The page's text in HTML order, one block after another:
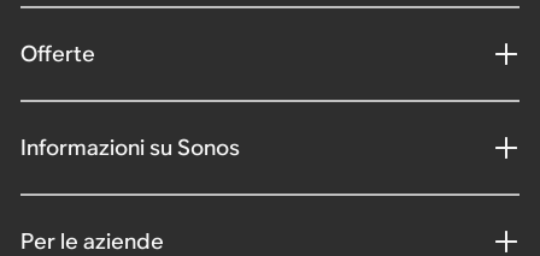
Offerte
Informazioni su Sonos
Per le aziende